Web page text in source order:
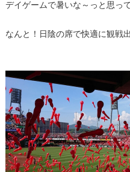
デイゲームで暑いな～っと思っ
なんと！日陰の席で快適に観戦